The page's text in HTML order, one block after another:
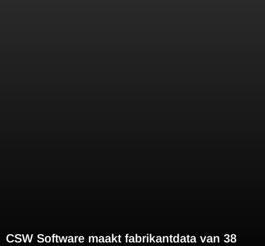
CSW Software maakt fabrikantdata van 38